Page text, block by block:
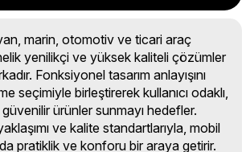
marin, otomotiv ve ticari araç
yenilikçi ve yüksek kaliteli çözümler
Fonksiyonel tasarım anlayışını
seçimiyle birleştirerek kullanıcı odaklı,
ürünler sunmayı hedefler.
ve kalite standartlarıyla, mobil
pratiklik ve konforu bir araya getirir.